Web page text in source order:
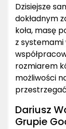
Dzisiejsze
dokładnym
koła, masę
z
rozmiarem
możliwości
Dariusz
Grupie